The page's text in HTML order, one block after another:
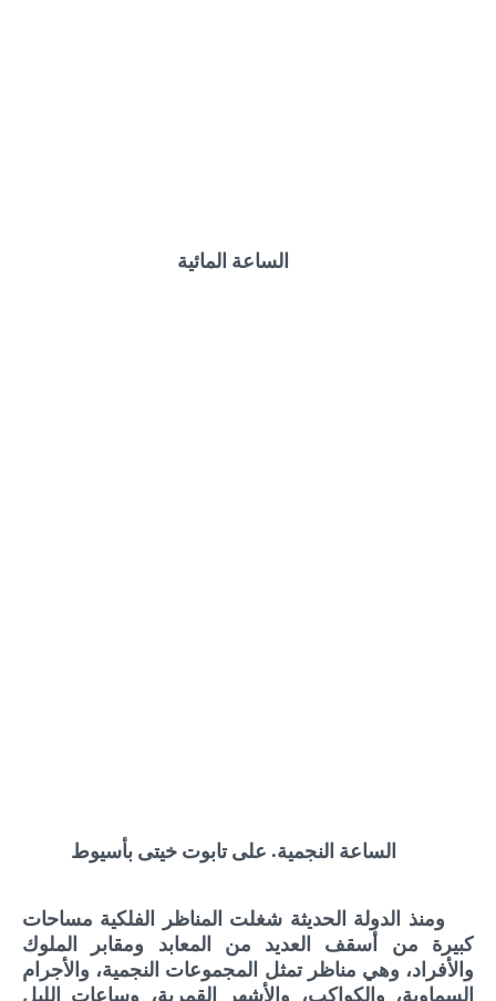
الساعة المائية
الساعة النجمية. على تابوت خيتى بأسيوط
ومنذ الدولة الحديثة شغلت المناظر الفلكية مساحات
كبيرة من أسقف العديد من المعابد ومقابر الملوك
والأفراد، وهي مناظر تمثل المجموعات النجمية، والأجرام
السماوية، والكواكب، والأشهر القمرية، وساعات الليل